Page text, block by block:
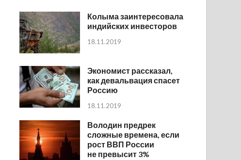
Колыма заинтересовала
индийских инвесторов
18.11.2019
Экономист рассказал,
как девальвация спасет
Россию
18.11.2019
Володин предрек
сложные времена, если
рост ВВП России
не превысит 3%